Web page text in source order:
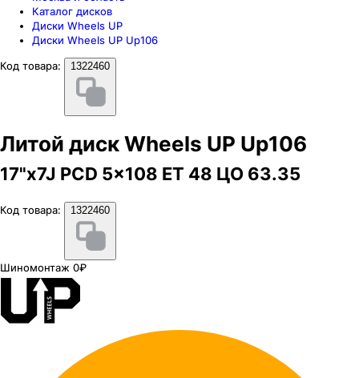
Каталог дисков
Диски Wheels UP
Диски Wheels UP Up106
Код товара:
1322460
Литой диск Wheels UP Up106
17"x7J PCD 5x108 ЕТ 48 ЦО 63.35
Код товара: 1322460
Шиномонтаж 0₽